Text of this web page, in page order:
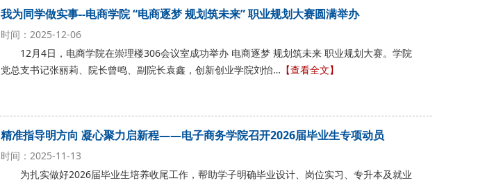
我为同学做实事--电商学院 “电商逐梦 规划筑未来” 职业规划大赛圆满举办
时间：2025-12-06
12月4日，电商学院在崇理楼306会议室成功举办 电商逐梦 规划筑未来 职业规划大赛。学院
党总支书记张丽莉、院长曾鸣、副院长袁鑫，创新创业学院刘怡… 【查看全文】
精准指导明方向 凝心聚力启新程——电子商务学院召开2026届毕业生专项动员
时间：2025-11-13
为扎实做好2026届毕业生培养收尾工作，帮助学子明确毕业设计、岗位实习、专升本及就业